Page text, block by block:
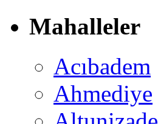
Mahalleler
Acıbadem
Ahmediye